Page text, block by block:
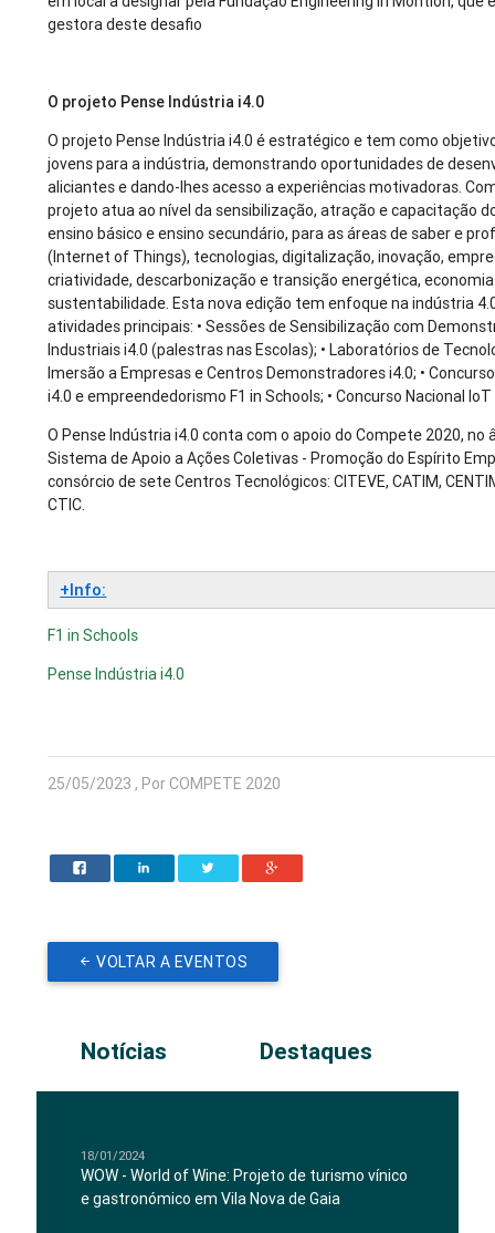
gestora deste desafio
O projeto Pense Indústria i4.0
O projeto Pense Indústria i4.0 é estratégico e tem como
jovens para a indústria, demonstrando oportunidades de
aliciantes e dando-lhes acesso a experiências motivadoras.
projeto atua ao nível da sensibilização, atração e capacitação
ensino básico e ensino secundário, para as áreas de saber e
(Internet of Things), tecnologias, digitalização, inovação,
criatividade, descarbonização e transição energética,
sustentabilidade. Esta nova edição tem enfoque na indústria
atividades principais: • Sessões de Sensibilização com
Industriais i4.0 (palestras nas Escolas); • Laboratórios de
Imersão a Empresas e Centros Demonstradores i4.0; •
i4.0 e empreendedorismo F1 in Schools; • Concurso Nacional
O Pense Indústria i4.0 conta com o apoio do Compete 2020, no
Sistema de Apoio a Ações Coletivas - Promoção do Espírito
consórcio de sete Centros Tecnológicos: CITEVE, CATIM,
CTIC.
+Info:
F1 in Schools
Pense Indústria i4.0
25/05/2023 , Por COMPETE 2020
VOLTAR A EVENTOS
Notícias Destaques
18/01/2024
WOW - World of Wine: Projeto de turismo vínico
e gastronómico em Vila Nova de Gaia